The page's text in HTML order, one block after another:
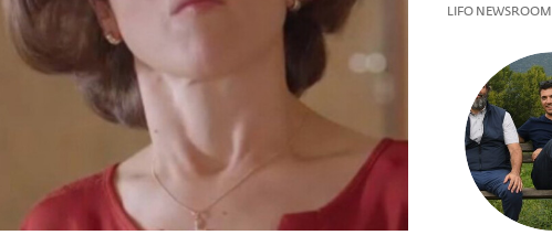
LIFO NEWSROOM